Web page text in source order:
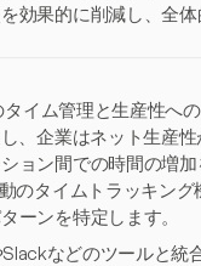
効果的に削減し、全
イム管理と生産性へ
、企業はネット生産
ョン間での時間の増
のタイムトラッキン
ーンを特定します。
などのツールと